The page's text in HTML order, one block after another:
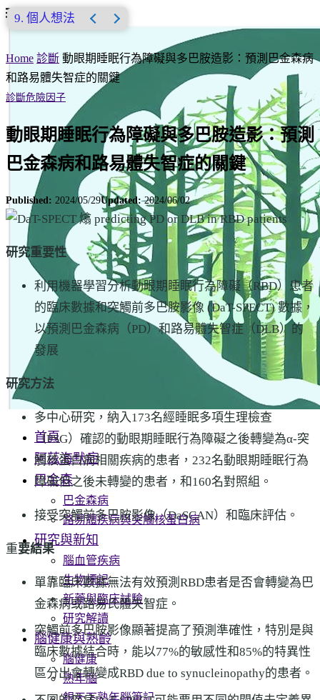
首頁
阿茲海默症
巴金森
巴金森病
路易體疾病與突觸核蛋白病
研究與新知
腦血管疾病
生物標記
新藥與臨床試驗
研究解讀
腦健康與熟齡
腦健康
熟年腦
銀天下熟年腦筆記
Home 診斷 動眼期睡眠行為障礙與多巴胺造影：預測巴金森病
和路易體失智症的關鍵
診斷危險因子
動眼期睡眠行為障礙與多巴胺造影：預測
巴金森病和路易體失智症的關鍵
Published: 2024/05/29Updated: 2024/06/02
研究重要性
利用機器學習分析動眼期睡眠行為障礙（RBD）患者
的臨床數據和突觸前多巴胺影像 (DaT-SPECT) 數據，
以預測巴金森病（PD）和路易體失智症（DLB）的
發展
研究方法
多中心研究，納入173名經睡眠多項生理檢查
（PSG）確認的動眼期睡眠行為障礙之後轉變為α-突
觸核蛋白病相關疾病的患者，232名動眼期睡眠行為
障礙但之後未轉變的患者，和160名對照組。
接受突觸前多巴胺影像（DaSCAN）和臨床評估。
重要結果
單靠臨床數據無法有效預測RBD患者是否會轉變為巴
金森病或路易氏體失智症。
突觸前多巴胺影像顯著提高了預測準確性，特別是與
臨床數據結合時，能以77%的敏感性和85%的特異性
區分出會轉變成RBD due to synucleinopathy的患者。
個人想法